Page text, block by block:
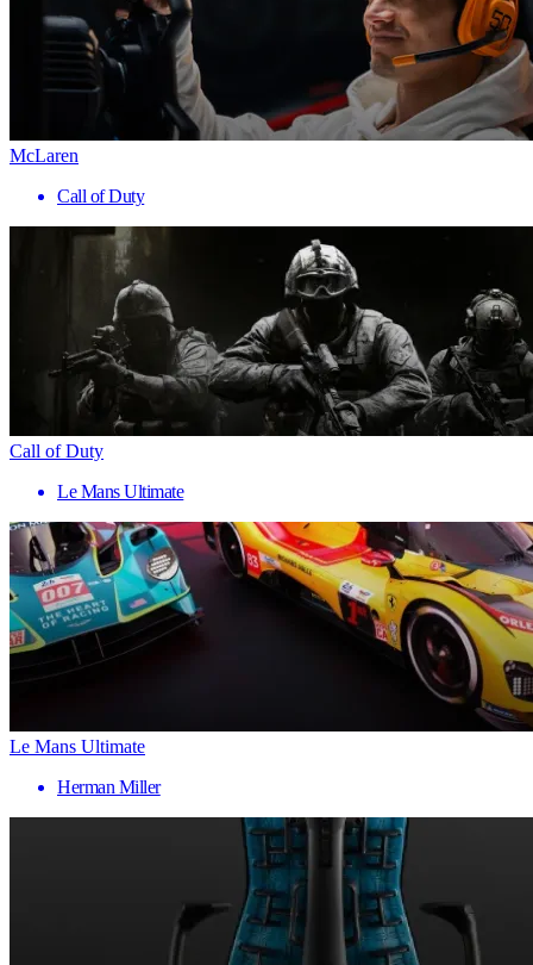
McLaren
Call of Duty
Call of Duty
Le Mans Ultimate
Le Mans Ultimate
Herman Miller